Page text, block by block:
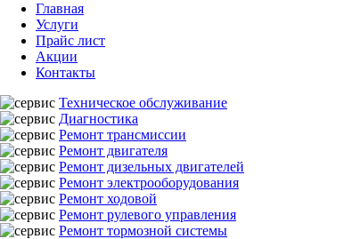
Главная
Услуги
Прайс лист
Акции
Контакты
Техническое обслуживание
Диагностика
Ремонт трансмиссии
Ремонт двигателя
Ремонт дизельных двигателей
Ремонт электрооборудования
Ремонт ходовой
Ремонт рулевого управления
Ремонт тормозной системы